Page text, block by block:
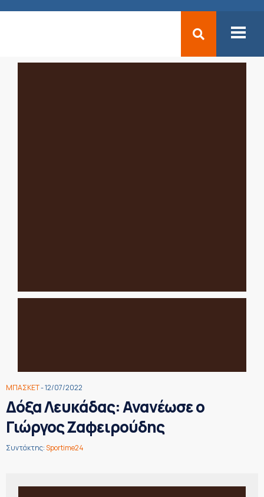
ΜΠΑΣΚΕΤ- 12/07/2022
Δόξα Λευκάδας: Ανανέωσε ο
Γιώργος Ζαφειρούδης
Συντάκτης:Sportime24